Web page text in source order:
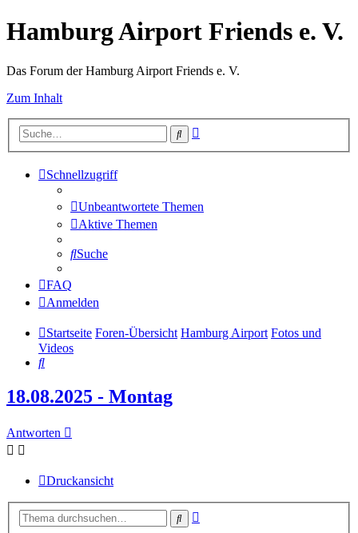
Hamburg Airport Friends e. V.
Das Forum der Hamburg Airport Friends e. V.
Zum Inhalt
Suche
Schnellzugriff
Unbeantwortete Themen
Aktive Themen
Suche
FAQ
Anmelden
Startseite Foren-Übersicht Hamburg Airport Fotos und
Videos
Suche
18.08.2025 - Montag
Antworten
Druckansicht
Suche